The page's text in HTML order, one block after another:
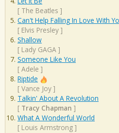
[ The Beatles ]
Can't Help Falling In Love With
[ Elvis Presley ]
Shallow
[ Lady GAGA ]
Someone Like You
[ Adele ]
Riptide
[ Vance Joy ]
Talkin' About A Revolution
[ Tracy Chapman ]
What A Wonderful World
[ Louis Armstrong ]